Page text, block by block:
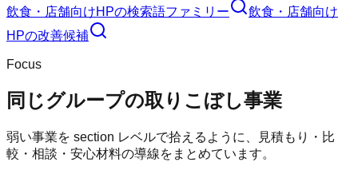
飲食・店舗向けHPの検索語ファミリー
飲食・店舗向け
HPの改善候補
Focus
同じグループの取りこぼし事業
弱い事業を section レベルで拾えるように、見積もり・比
較・相談・安心材料の導線をまとめています。